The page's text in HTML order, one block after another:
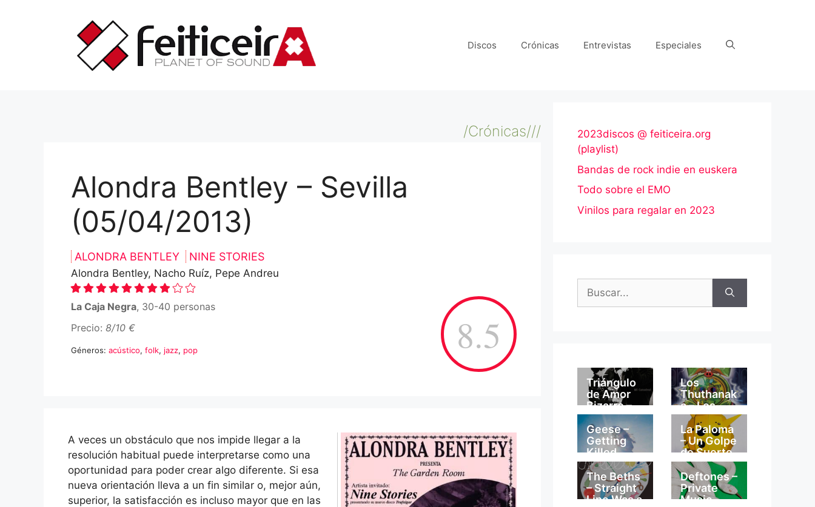
Discos Crónicas Entrevistas Especiales
/Crónicas///
Alondra Bentley – Sevilla
(05/04/2013)
ALONDRA BENTLEY NINE STORIES
Alondra Bentley, Nacho Ruíz, Pepe Andreu
8.5
La Caja Negra, 30-40 personas
Precio: 8/10 €
Géneros: acústico, folk, jazz, pop
A veces un obstáculo que nos impide llegar a la
resolución habitual puede interpretarse como una
oportunidad para poder crear algo diferente. Si esa
nueva orientación lleva a un fin similar o, mejor aún,
superior, la satisfacción es incluso mayor que en las
2023discos @ feiticeira.org
(playlist)
Bandas de rock indie en euskera
Todo sobre el EMO
Vinilos para regalar en 2023
Triángulo
de Amor
Bizarro –
Mi
Catedral
Los
Thuthanak
a – Los
Thuthanak
a
Geese –
Getting
Killed
La Paloma
– Un Golpe
de Suerte
The Beths
– Straight
Line Was a
Deftones –
Private
Music